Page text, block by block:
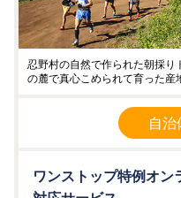
忍野村の自然で作られた朝採り
の麓で真心こめられて育った産
自治
ワンストップ特例オン